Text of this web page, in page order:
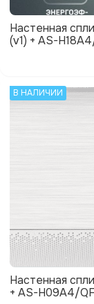
Настенная
(v1) + AS-
В НАЛИЧИИ
Настенная
+ AS-H09A4/